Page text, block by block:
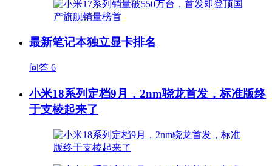
最新笔记本独立显卡排名
问答 6
小米18系列定档9月，2nm骁龙首发，标准版终
于支棱起来了